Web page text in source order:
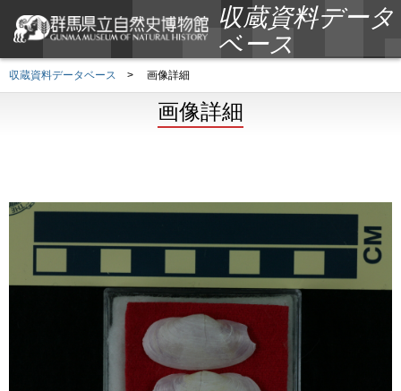
収蔵資料データ
ベース
収蔵資料データベース > 画像詳細
画像詳細